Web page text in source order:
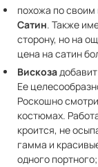
похожа по
Сатин. Также
сторону, но на
цена на сатин
Вискоза
Ее
Роскошно
костюмах.
кроится, не
гамма и
одного портного;